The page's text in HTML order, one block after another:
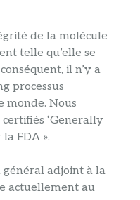
de la molécule
telle qu’elle se
il n’y a
processus
monde. Nous
‘Generally
la FDA ».
adjoint à la
actuellement au